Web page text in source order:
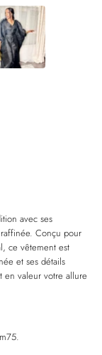
avec ses
Conçu pour
ce vêtement est
et ses détails
valeur votre allure